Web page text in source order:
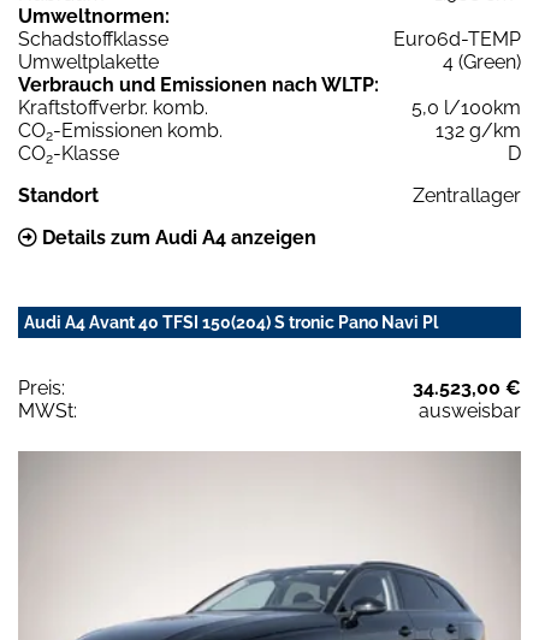
Umweltnormen:
Schadstoffklasse
Euro6d-TEMP
Umweltplakette
4 (Green)
Verbrauch und Emissionen nach WLTP:
Kraftstoffverbr. komb.
5,0 l/100km
CO2-Emissionen komb.
132 g/km
CO2-Klasse
D
Standort
Zentrallager
Details zum Audi A4 anzeigen
Audi A4 Avant 40 TFSI 150(204) S tronic Pano Navi Pl
Preis:
34.523,00 €
MWSt:
ausweisbar